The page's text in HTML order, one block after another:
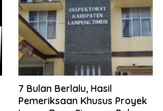
Pertanahan
7 Bulan Berlalu, Hasil
Pemeriksaan Khusus Proyek